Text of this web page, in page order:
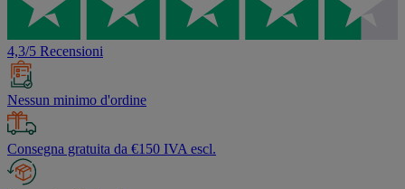
4,3/5 Recensioni
Nessun minimo d'ordine
Consegna gratuita da €150 IVA escl.